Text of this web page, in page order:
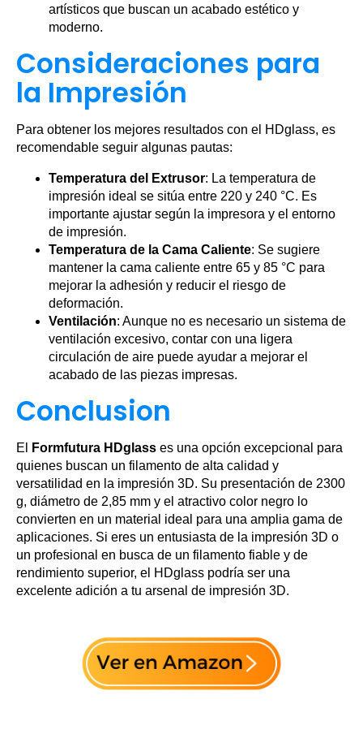
artísticos que buscan un acabado estético y
moderno.
Consideraciones para
la Impresión
Para obtener los mejores resultados con el HDglass, es
recomendable seguir algunas pautas:
Temperatura del Extrusor: La temperatura de
impresión ideal se sitúa entre 220 y 240 °C. Es
importante ajustar según la impresora y el entorno
de impresión.
Temperatura de la Cama Caliente: Se sugiere
mantener la cama caliente entre 65 y 85 °C para
mejorar la adhesión y reducir el riesgo de
deformación.
Ventilación: Aunque no es necesario un sistema de
ventilación excesivo, contar con una ligera
circulación de aire puede ayudar a mejorar el
acabado de las piezas impresas.
Conclusion
El Formfutura HDglass es una opción excepcional para
quienes buscan un filamento de alta calidad y
versatilidad en la impresión 3D. Su presentación de 2300
g, diámetro de 2,85 mm y el atractivo color negro lo
convierten en un material ideal para una amplia gama de
aplicaciones. Si eres un entusiasta de la impresión 3D o
un profesional en busca de un filamento fiable y de
rendimiento superior, el HDglass podría ser una
excelente adición a tu arsenal de impresión 3D.